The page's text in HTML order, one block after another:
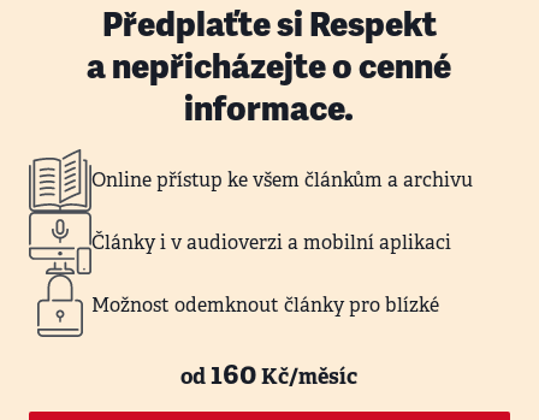
Předplaťte si Respekt
a nepřicházejte o cenné
informace.
Online přístup ke všem článkům a archivu
Články i v audioverzi a mobilní aplikaci
Možnost odemknout články pro blízké
od160Kč/měsíc